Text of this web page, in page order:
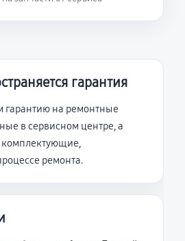
гарантия
гарантию на ремонтные
в сервисном центре, а
комплектующие,
ремонта.